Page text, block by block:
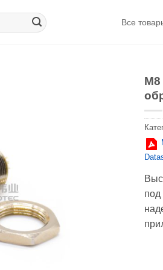
Все
под